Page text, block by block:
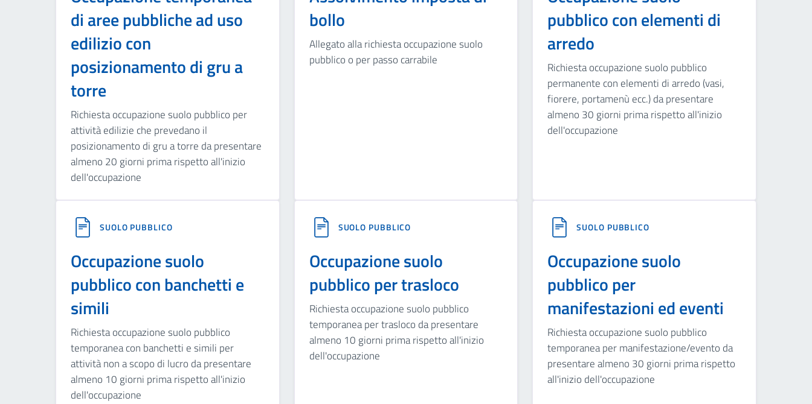
di aree pubbliche ad uso
edilizio con
posizionamento di gru a
torre
Richiesta occupazione suolo pubblico per
attività edilizie che prevedano il
posizionamento di gru a torre da presentare
almeno 20 giorni prima rispetto all'inizio
dell'occupazione
bollo
Allegato alla richiesta occupazione suolo
pubblico o per passo carrabile
pubblico con elementi di
arredo
Richiesta occupazione suolo pubblico
permanente con elementi di arredo (vasi,
fiorere, portamenù ecc.) da presentare
almeno 30 giorni prima rispetto all'inizio
dell'occupazione
SUOLO PUBBLICO
Occupazione suolo
pubblico con banchetti e
simili
Richiesta occupazione suolo pubblico
temporanea con banchetti e simili per
attività non a scopo di lucro da presentare
almeno 10 giorni prima rispetto all'inizio
dell'occupazione
SUOLO PUBBLICO
Occupazione suolo
pubblico per trasloco
Richiesta occupazione suolo pubblico
temporanea per trasloco da presentare
almeno 10 giorni prima rispetto all'inizio
dell'occupazione
SUOLO PUBBLICO
Occupazione suolo
pubblico per
manifestazioni ed eventi
Richiesta occupazione suolo pubblico
temporanea per manifestazione/evento da
presentare almeno 30 giorni prima rispetto
all'inizio dell'occupazione